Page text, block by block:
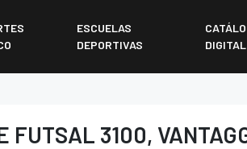
ESCUELAS
DEPORTIVAS
DIGITAL
FUTSAL 3100,